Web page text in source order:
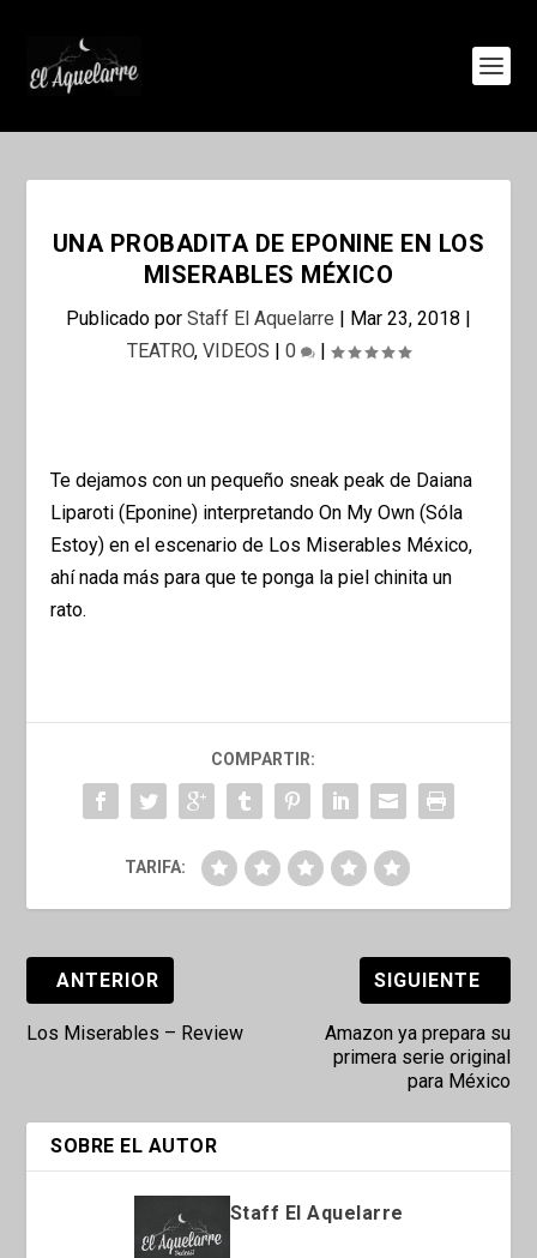
UNA PROBADITA DE EPONINE EN LOS
MISERABLES MÉXICO
Publicado por Staff El Aquelarre | Mar 23, 2018 |
TEATRO, VIDEOS | 0 |
Te dejamos con un pequeño sneak peak de Daiana
Liparoti (Eponine) interpretando On My Own (Sóla
Estoy) en el escenario de Los Miserables México,
ahí nada más para que te ponga la piel chinita un
rato.
COMPARTIR:
TARIFA:
ANTERIOR
Los Miserables – Review
SIGUIENTE
Amazon ya prepara su
primera serie original
para México
SOBRE EL AUTOR
Staff El Aquelarre